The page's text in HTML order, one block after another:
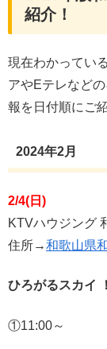
紹介！
現在わかってい
アやEテレなど
報を日付順にご
2024年2月
2/4(日)
KTVハウジング
住所→和歌山県
ひろがるスカイ
①11:00～